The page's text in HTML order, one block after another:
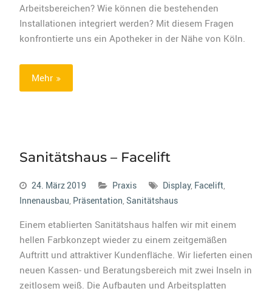
Arbeitsbereichen? Wie können die bestehenden
Installationen integriert werden? Mit diesem Fragen
konfrontierte uns ein Apotheker in der Nähe von Köln.
Mehr
Sanitätshaus – Facelift
24. März 2019 Praxis Display, Facelift,
Innenausbau Präsentation Sanitätshaus
Einem etablierten Sanitätshaus halfen wir mit einem
hellen Farbkonzept wieder zu einem zeitgemäßen
Auftritt und attraktiver Kundenfläche. Wir lieferten einen
neuen Kassen- und Beratungsbereich mit zwei Inseln in
zeitlosem weiß. Die Aufbauten und Arbeitsplatten